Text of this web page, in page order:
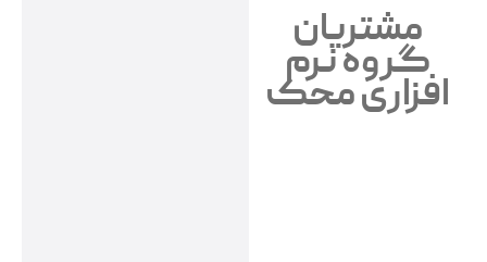
مشتریان
گروه نرم
افزاری محک